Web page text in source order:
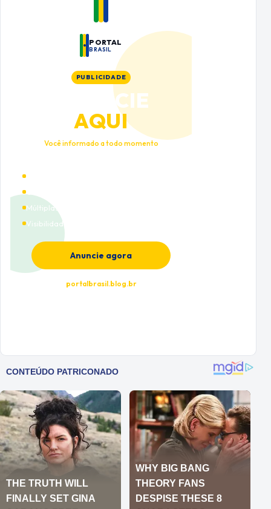
PORTAL
BRASIL
PUBLICIDADE
ANUNCIE
AQUI
Você informado a todo momento
Múltiplas categorias
Visibilidade premium
Anuncie agora
portalbrasil.blog.br